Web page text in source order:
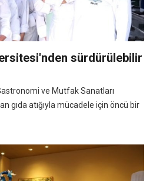
sürdürülebilir
ve Mutfak Sanatları
gıda atığıyla mücadele için öncü bir